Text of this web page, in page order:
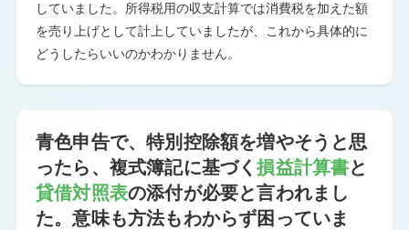
していました。所得税用の収支計算では消費税を加えた額
を売り上げとして計上していましたが、これから具体的に
どうしたらいいのかわかりません。
青色申告で、特別控除額を増やそうと思
ったら、複式簿記に基づく損益計算書と
貸借対照表の添付が必要と言われまし
た。意味も方法もわからず困っていま